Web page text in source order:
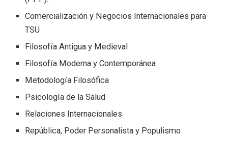
Comercialización y Negocios Internacionales para
TSU
Filosofía Antigua y Medieval
Filosofía Moderna y Contemporánea
Metodología Filosófica
Psicología de la Salud
Relaciones Internacionales
República, Poder Personalista y Populismo